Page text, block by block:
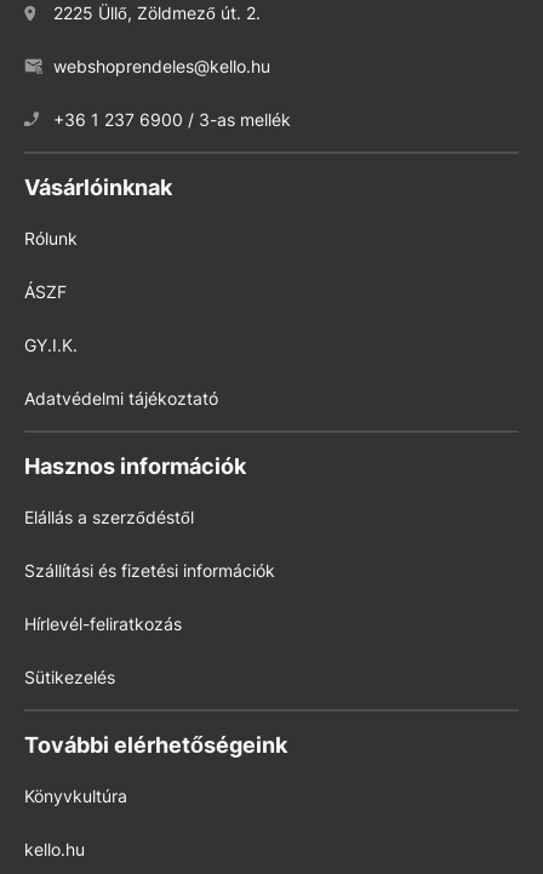
2225 Üllő, Zöldmező út. 2.
webshoprendeles@kello.hu
+36 1 237 6900 / 3-as mellék
Vásárlóinknak
Rólunk
ÁSZF
GY.I.K.
Adatvédelmi tájékoztató
Hasznos információk
Elállás a szerződéstől
Szállítási és fizetési információk
Hírlevél-feliratkozás
Sütikezelés
További elérhetőségeink
Könyvkultúra
kello.hu